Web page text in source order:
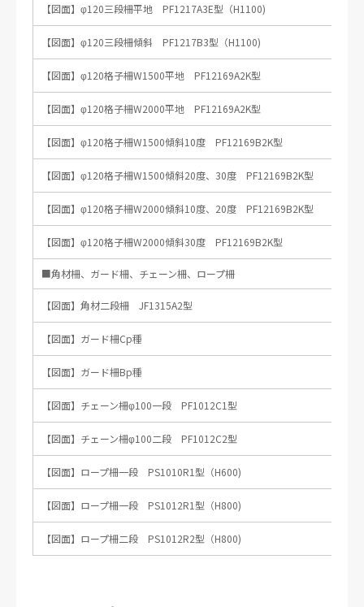
【図面】φ120三段柵平地 PF1217A3E型（H1100)
【図面】φ120三段柵傾斜 PF1217B3型（H1100)
【図面】φ120格子柵W1500平地 PF12169A2K型
【図面】φ120格子柵W2000平地 PF12169A2K型
【図面】φ120格子柵W1500傾斜10度 PF12169B2K型
【図面】φ120格子柵W1500傾斜20度、30度 PF12169B2K型
【図面】φ120格子柵W2000傾斜10度、20度 PF12169B2K型
【図面】φ120格子柵W2000傾斜30度 PF12169B2K型
■角材柵、ガード柵、チェーン柵、ロープ柵
【図面】角材二段柵 JF1315A2型
【図面】ガード柵Cp種
【図面】ガード柵Bp種
【図面】チェーン柵φ100一段 PF1012C1型
【図面】チェーン柵φ100二段 PF1012C2型
【図面】ロープ柵一段 PS1010R1型（H600)
【図面】ロープ柵一段 PS1012R1型（H800)
【図面】ロープ柵二段 PS1012R2型（H800)